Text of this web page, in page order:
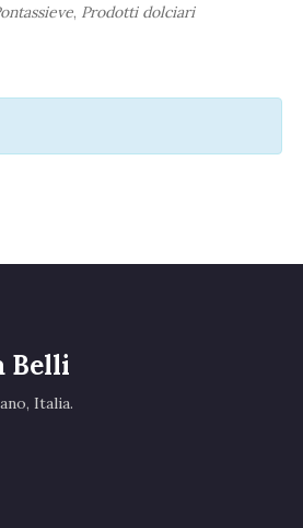
, Prodotti dolciari
Belli
Italia.‎